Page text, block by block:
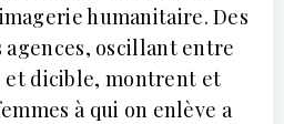
humanitaire. Des
agences, oscillant entre
et dicible, montrent et
à qui on enlève a